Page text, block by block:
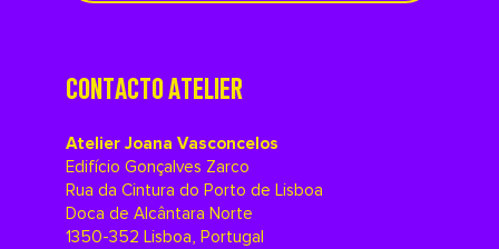
CONTACTO ATELIER
Atelier Joana Vasconcelos
Edifício Gonçalves Zarco
Rua da Cintura do Porto de Lisboa
Doca de Alcântara Norte
1350-352 Lisboa, Portugal